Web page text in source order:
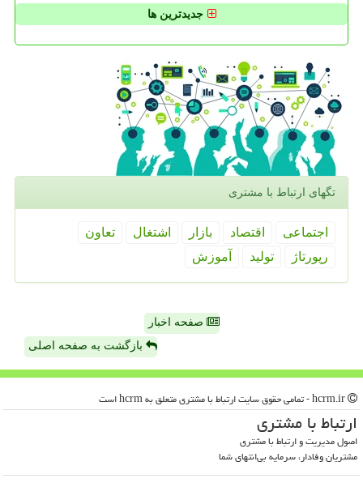
جدیدترین ها
تگهای ارتباط با مشتری
اجتماعی اقتصاد بازار اشتغال
تعاون
رپورتاژ
تولید آموزش
صفحه اخبار
بازگشت به صفحه اصلی
ارتباط با مشتری
اصول مدیریت و ارتباط با مشتری
مشتریان وفادار، سرمایه بی‌انتهای شما